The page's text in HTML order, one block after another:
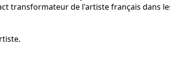
transformateur de l'artiste français dans